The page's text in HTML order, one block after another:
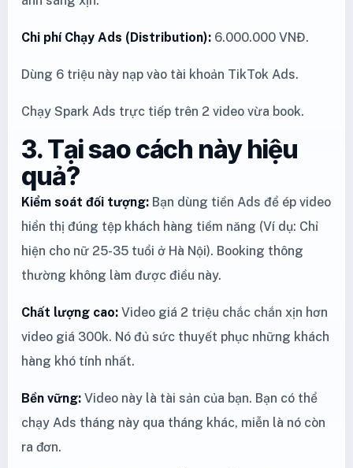
Chi phí Chạy Ads (Distribution): 6.000.000 VNĐ.
Dùng 6 triệu này nạp vào tài khoản TikTok Ads.
Chạy Spark Ads trực tiếp trên 2 video vừa book.
3. Tại sao cách này hiệu
quả?
Kiểm soát đối tượng: Bạn dùng tiền Ads để ép video
hiển thị đúng tệp khách hàng tiềm năng (Ví dụ: Chỉ
hiện cho nữ 25-35 tuổi ở Hà Nội). Booking thông
thường không làm được điều này.
Chất lượng cao: Video giá 2 triệu chắc chắn xịn hơn
video giá 300k. Nó đủ sức thuyết phục những khách
hàng khó tính nhất.
Bền vững: Video này là tài sản của bạn. Bạn có thể
chạy Ads tháng này qua tháng khác, miễn là nó còn
ra đơn.